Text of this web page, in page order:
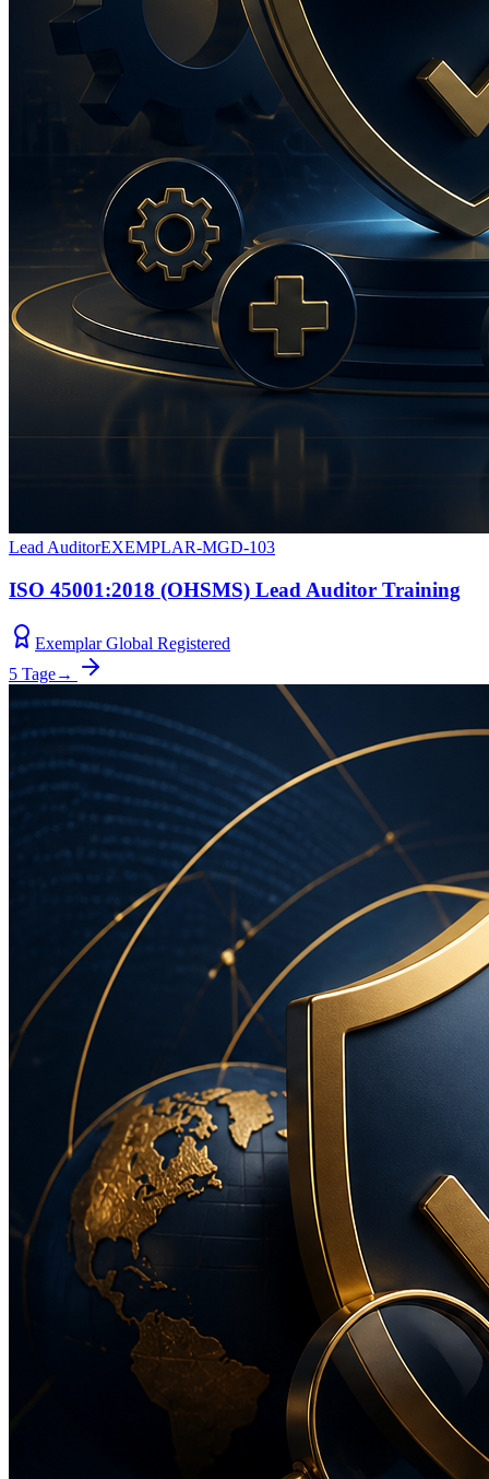
Lead AuditorEXEMPLAR-MGD-103
ISO 45001:2018 (OHSMS) Lead Auditor Training
Exemplar Global Registered
5 Tage→